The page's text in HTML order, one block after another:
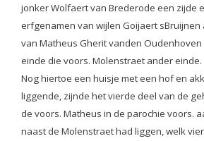
jonker Wolfaert van Brederode een zijde
erfgenamen van wijlen Goijaert
van Matheus Gherit vanden
einde die voors. Molenstraet ander einde.
Nog hiertoe een huisje met een hof en
liggende, zijnde het vierde deel van de
de voors. Matheus in de parochie voors.
naast de Molenstraet had liggen, welk